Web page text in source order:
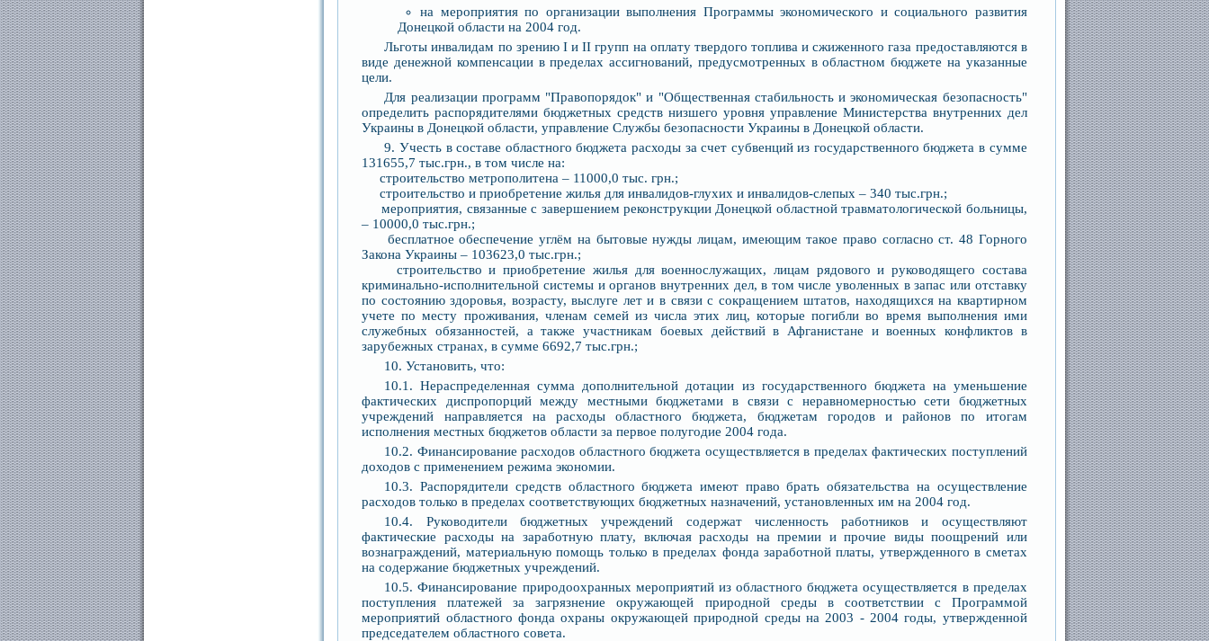
на мероприятия по организации выполнения Программы экономического и социального развития
Донецкой области на 2004 год.
Льготы инвалидам по зрению І и ІІ групп на оплату твердого топлива и сжиженного газа предоставляются в
виде денежной компенсации в пределах ассигнований, предусмотренных в областном бюджете на указанные
цели.
Для реализации программ "Правопорядок" и "Общественная стабильность и экономическая безопасность"
определить распорядителями бюджетных средств низшего уровня управление Министерства внутренних дел
Украины в Донецкой области, управление Службы безопасности Украины в Донецкой области.
9. Учесть в составе областного бюджета расходы за счет субвенций из государственного бюджета в сумме
131655,7 тыс.грн., в том числе на:
строительство метрополитена – 11000,0 тыс. грн.;
строительство и приобретение жилья для инвалидов-глухих и инвалидов-слепых – 340 тыс.грн.;
мероприятия, связанные с завершением реконструкции Донецкой областной травматологической больницы,
– 10000,0 тыс.грн.;
бесплатное обеспечение углём на бытовые нужды лицам, имеющим такое право согласно ст. 48 Горного
Закона Украины – 103623,0 тыс.грн.;
строительство и приобретение жилья для военнослужащих, лицам рядового и руководящего состава
криминально-исполнительной системы и органов внутренних дел, в том числе уволенных в запас или отставку
по состоянию здоровья, возрасту, выслуге лет и в связи с сокращением штатов, находящихся на квартирном
учете по месту проживания, членам семей из числа этих лиц, которые погибли во время выполнения ими
служебных обязанностей, а также участникам боевых действий в Афганистане и военных конфликтов в
зарубежных странах, в сумме 6692,7 тыс.грн.;
10. Установить, что:
10.1. Нераспределенная сумма дополнительной дотации из государственного бюджета на уменьшение
фактических диспропорций между местными бюджетами в связи с неравномерностью сети бюджетных
учреждений направляется на расходы областного бюджета, бюджетам городов и районов по итогам
исполнения местных бюджетов области за первое полугодие 2004 года.
10.2. Финансирование расходов областного бюджета осуществляется в пределах фактических поступлений
доходов с применением режима экономии.
10.3. Распорядители средств областного бюджета имеют право брать обязательства на осуществление
расходов только в пределах соответствующих бюджетных назначений, установленных им на 2004 год.
10.4. Руководители бюджетных учреждений содержат численность работников и осуществляют
фактические расходы на заработную плату, включая расходы на премии и прочие виды поощрений или
вознаграждений, материальную помощь только в пределах фонда заработной платы, утвержденного в сметах
на содержание бюджетных учреждений.
10.5. Финансирование природоохранных мероприятий из областного бюджета осуществляется в пределах
поступления платежей за загрязнение окружающей природной среды в соответствии с Программой
мероприятий областного фонда охраны окружающей природной среды на 2003 - 2004 годы, утвержденной
председателем областного совета.